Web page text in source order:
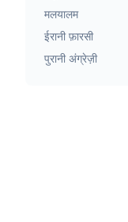
मलयालम
ईरानी फ़ारसी
पुरानी अंग्रेज़ी